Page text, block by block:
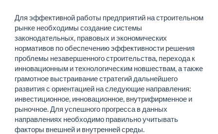
Для эффективной работы предприятий на строительном
рын­ке необходимы создание системы
законодательных, правовых и экономических
нормативов по обеспечению эффективно­сти решения
проблемы незавершенного строительства, пере­хода к
инновационным и технологическим новшествам, а так­же
грамотное выстраивание стратегий дальнейшего
развития с ориентацией на следующие направления:
инвестиционное, инновационное, внутрифирменное и
рыночное. Для успешного прогресса в данных
направлениях необходимо правильно учи­тывать
факторы внешней и внутренней среды.